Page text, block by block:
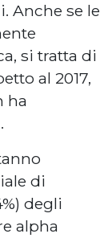
Anche se le
si tratta di
al 2017,
ha
di
degli
alpha